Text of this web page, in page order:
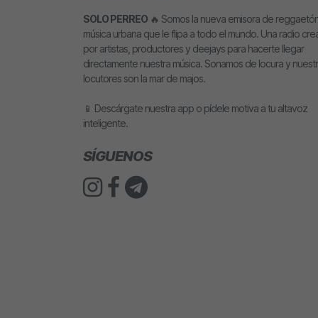
SOLO PERREO 🔥 Somos la nueva emisora de
música urbana que le flipa a todo el mundo. Una radio
por artistas, productores y deejays para hacerte llegar
directamente nuestra música. Sonamos de locura y
locutores son la mar de majos.
📱 Descárgate nuestra app o pídele motiva a tu altavoz
inteligente.
SÍGUENOS